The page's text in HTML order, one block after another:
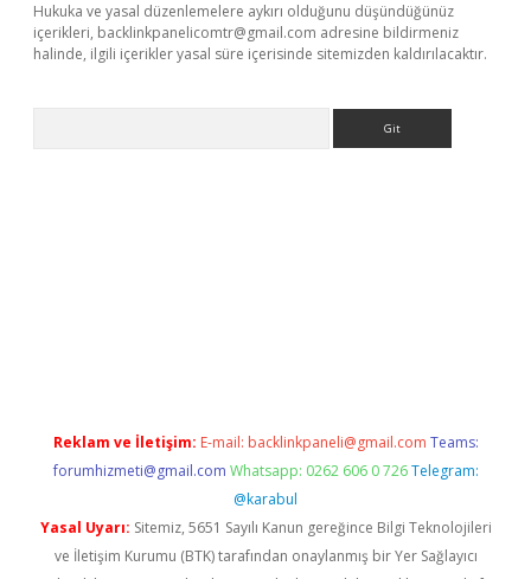
Hukuka ve yasal düzenlemelere aykırı olduğunu düşündüğünüz
içerikleri, backlinkpanelicomtr@gmail.com adresine bildirmeniz
halinde, ilgili içerikler yasal süre içerisinde sitemizden kaldırılacaktır.
Reklam ve İletişim: E-mail: backlinkpaneli@gmail.com Teams:
forumhizmeti@gmail.com Whatsapp: 0262 606 0 726 Telegram:
@karabul
Yasal Uyarı: Sitemiz, 5651 Sayılı Kanun gereğince Bilgi Teknolojileri
ve İletişim Kurumu (BTK) tarafından onaylanmış bir Yer Sağlayıcı